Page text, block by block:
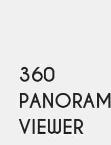
360
VIEWER